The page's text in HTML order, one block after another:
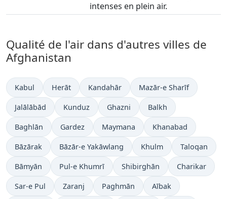
intenses en plein air.
Qualité de l'air dans d'autres villes de
Afghanistan
Kabul Herāt Kandahār Mazār-e Sharīf
Jalālābād Kunduz Ghazni Balkh
Baghlān Gardez Maymana Khanabad
Bāzārak Bāzār-e Yakāwlang Khulm Taloqan
Bāmyān Pul-e Khumrī Shibirghān Charikar
Sar-e Pul Zaranj Paghmān Aībak